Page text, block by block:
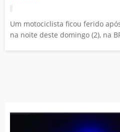
Um motociclista ficou ferido
na noite deste domingo (2), na